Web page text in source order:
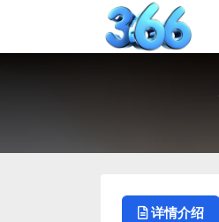
详情介绍